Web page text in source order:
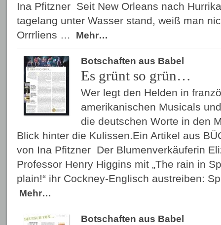
Ina Pfitzner Seit New Orleans nach
tagelang unter Wasser stand, weiß man
Orrrliens …
Mehr…
Botschaften aus Babel
Es grünt so grün…
Wer legt den Helden in
amerikanischen Musicals
die deutschen Worte in den
Blick hinter die Kulissen.Ein Artikel aus
von Ina Pfitzner Der Blumenverkäuferin
Professor Henry Higgins mit „The rain in
plain!“ ihr Cockney-Englisch austreiben:
Mehr…
Botschaften aus Babel